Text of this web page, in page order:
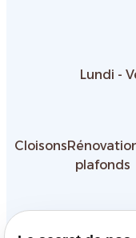
Lundi -
Cloisons
plafonds